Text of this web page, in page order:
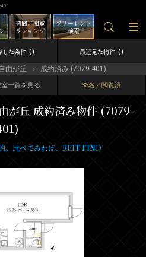
フリーレント
検索
週間／閲覧
ランキング
した条件 0 最近見た物件 0
由が丘 成約済み (7079-401)
室一覧を見る 33名／閲覧済
が丘 成約済み物件 (7079-
。比べてみれば、REIT FIND